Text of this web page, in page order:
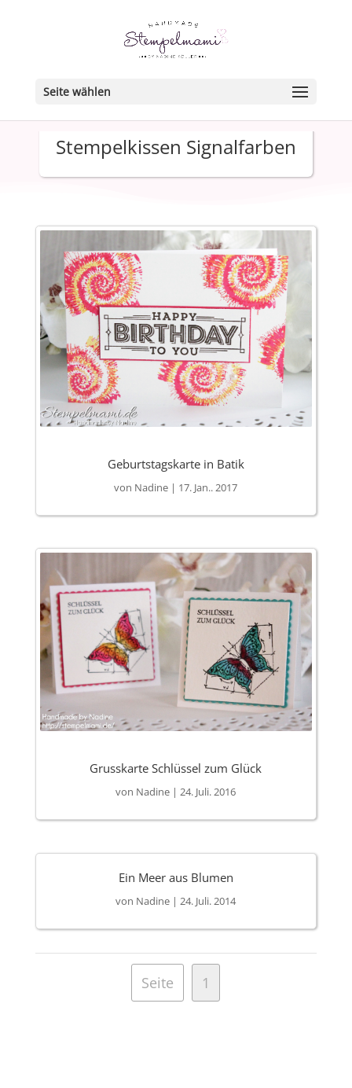
Seite wählen
Stempelkissen Signalfarben
Geburtstagskarte in Batik
von Nadine | 17. Jan.. 2017
Grusskarte Schlüssel zum Glück
von Nadine |24. Juli. 2016
Ein Meer aus Blumen
von Nadine | 24. Juli. 2014
Seite 1